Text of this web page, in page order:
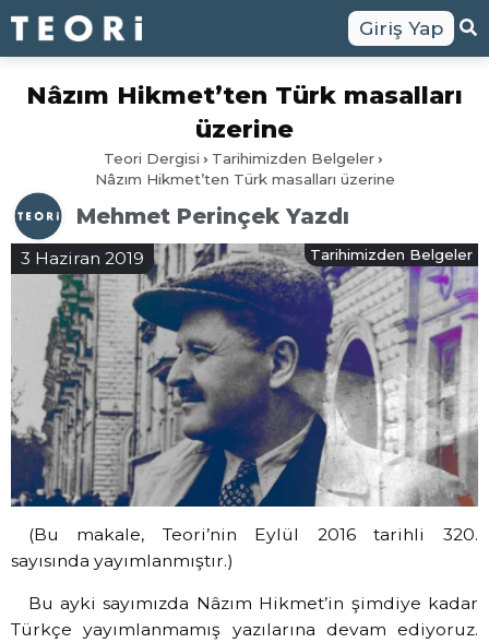
Giriş Yap
Nâzım Hikmet’ten Türk masalları
üzerine
Teori Dergisi
Tarihimizden Belgeler
Nâzım Hikmet’ten Türk masalları üzerine
Mehmet Perinçek Yazdı
3 Haziran 2019 Tarihimizden Belgeler
(Bu makale, Teori’nin Eylül 2016 tarihli 320.
sayısında yayımlanmıştır.)
Bu ayki sayımızda Nâzım Hikmet’in şimdiye kadar
Türkçe yayımlanmamış yazılarına devam ediyoruz.